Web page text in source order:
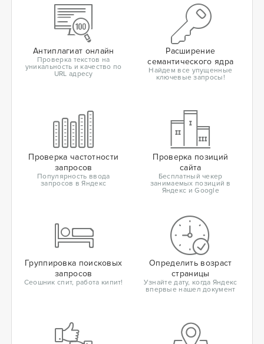
Антиплагиат онлайн
Проверка текстов на
уникальность и качество по
URL адресу
Расширение
семантического ядра
Найдем все упущенные
ключевые запросы!
Проверка частотности
запросов
Популярность ввода
запросов в Яндекс
Проверка позиций
сайта
Бесплатный чекер
занимаемых позиций в
Яндекс и Google
Группировка поисковых
запросов
Сеошник спит, работа кипит!
Определить возраст
страницы
Узнайте дату, когда Яндекс
впервые нашел документ